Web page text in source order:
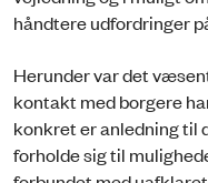
håndtere udfordringer
Herunder var det
kontakt med borgere
konkret er anledning til
forholde sig til